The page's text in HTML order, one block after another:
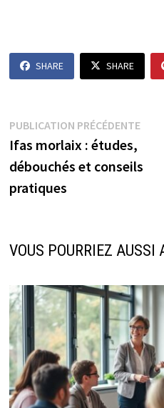
SHARE SHARE
Navigation
de
l’article
PUBLICATION PRÉCÉDENTE
Ifas morlaix : études,
débouchés et conseils
pratiques
VOUS POURRIEZ AUSSI